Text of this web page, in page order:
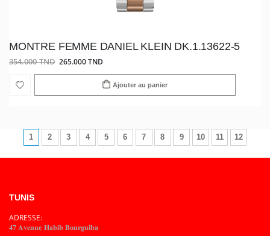
MONTRE FEMME DANIEL KLEIN DK.1.13622-5
354.000 TND 265.000 TND
Ajouter au panier
1 2 3 4 5 6 7 8 9 10 11 12
TUNIS
ADRESSE:
𝟒𝟕 𝐀𝐯𝐞𝐧𝐮𝐞 𝐇𝐚𝐛𝐢𝐛 𝐁𝐨𝐮𝐫𝐠𝐮𝐢𝐛𝐚